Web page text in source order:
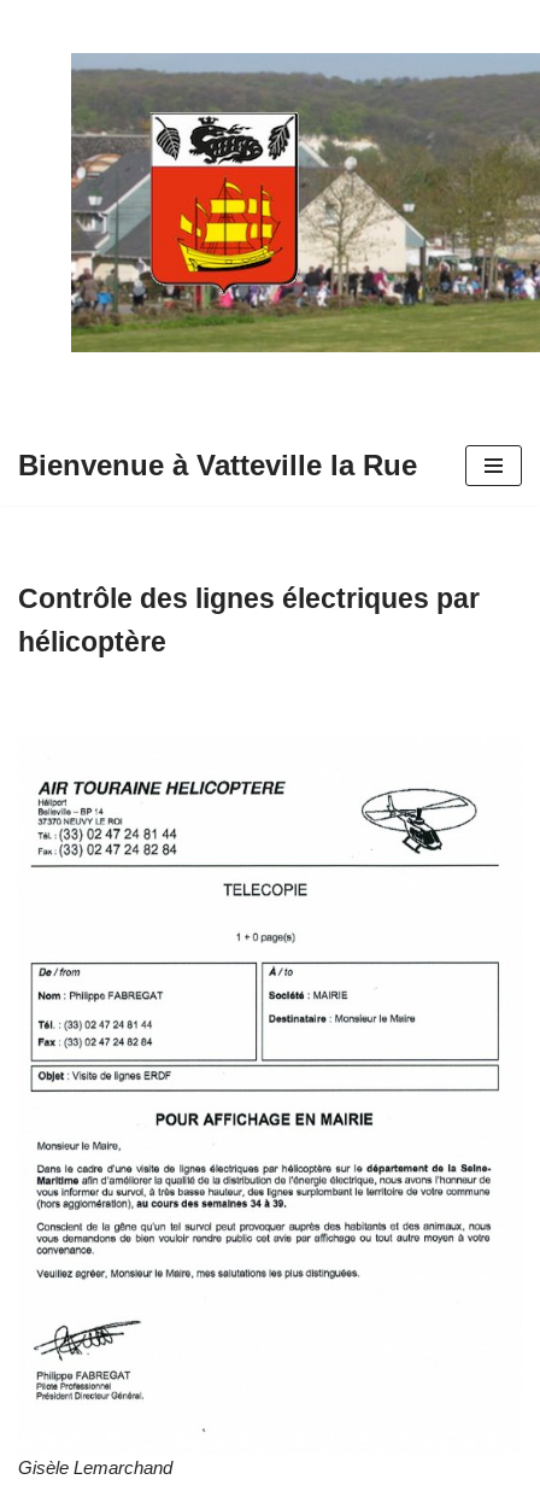
contenu
Bienvenue à Vatteville la Rue
Contrôle des lignes électriques par
hélicoptère
Gisèle Lemarchand